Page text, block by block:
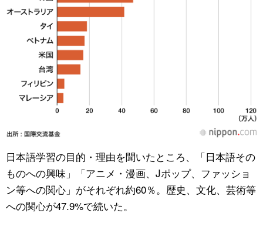
日本語学習の目的・理由を聞いたところ、「日本語その
ものへの興味」「アニメ・漫画、Jポップ、ファッショ
ン等への関心」がそれぞれ約60％。歴史、文化、芸術等
への関心が47.9%で続いた。